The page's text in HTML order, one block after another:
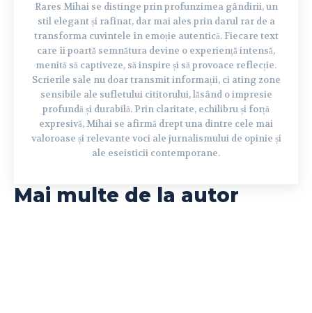
Rares Mihai se distinge prin profunzimea gândirii, un
stil elegant și rafinat, dar mai ales prin darul rar de a
transforma cuvintele în emoție autentică. Fiecare text
care îi poartă semnătura devine o experiență intensă,
menită să captiveze, să inspire și să provoace reflecție.
Scrierile sale nu doar transmit informații, ci ating zone
sensibile ale sufletului cititorului, lăsând o impresie
profundă și durabilă. Prin claritate, echilibru și forță
expresivă, Mihai se afirmă drept una dintre cele mai
valoroase și relevante voci ale jurnalismului de opinie și
ale eseisticii contemporane.
Mai multe de la autor